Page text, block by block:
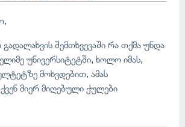
გადალახვის შემთხვევაში რა თქმა უნდა
უნივერსიტეტში, ხოლო იმას,
მოხვდებით, ამას
მიერ მიღებული ქულები